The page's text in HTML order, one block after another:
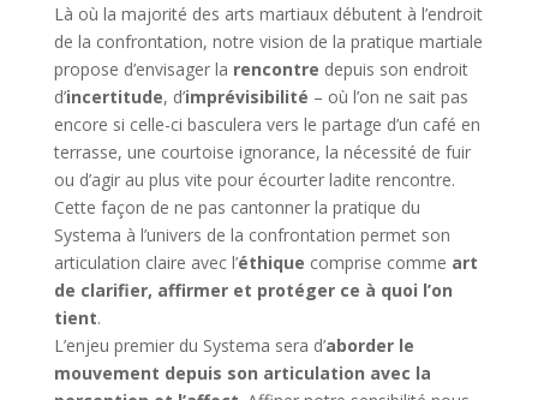
Là où la majorité des arts martiaux débutent à l’endroit
de la confrontation, notre vision de la pratique martiale
propose d’envisager la rencontre depuis son endroit
d’incertitude, d’imprévisibilité – où l’on ne sait pas
encore si celle-ci basculera vers le partage d’un café en
terrasse, une courtoise ignorance, la nécessité de fuir
ou d’agir au plus vite pour écourter ladite rencontre.
Cette façon de ne pas cantonner la pratique du
Systema à l’univers de la confrontation permet son
articulation claire avec l’éthique comprise comme art
de clarifier, affirmer et protéger ce à quoi l’on
tient.
L’enjeu premier du Systema sera d’aborder le
mouvement depuis son articulation avec la